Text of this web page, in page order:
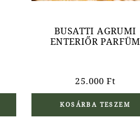
BUSATTI AGRUMI
ENTERIŐR PARFÜM
25.000Ft
KOSÁRBA TESZEM